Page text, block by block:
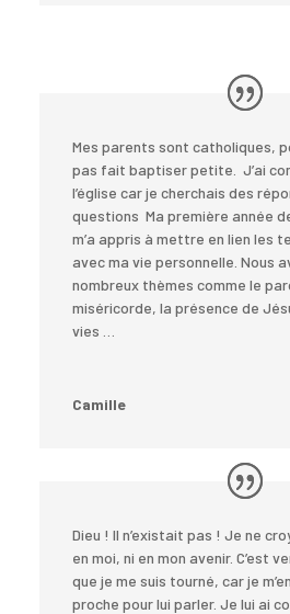
Mes parents sont catholiques,
pas fait baptiser petite. J’ai
l’église car je cherchais des
questions Ma première année
m’a appris à mettre en lien les
avec ma vie personnelle. Nous
nombreux thèmes comme le
miséricorde, la présence de
vies …
Camille
Dieu ! Il n’existait pas ! Je ne
en moi, ni en mon avenir. C’est
que je me suis tourné, car je
proche pour lui parler. Je lui ai